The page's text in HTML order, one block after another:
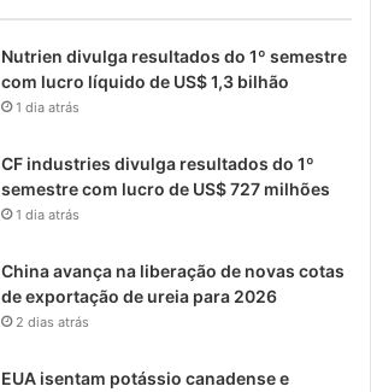
Nutrien divulga resultados do 1º semestre
com lucro líquido de US$ 1,3 bilhão
1 dia atrás
CF industries divulga resultados do 1º
semestre com lucro de US$ 727 milhões
1 dia atrás
China avança na liberação de novas cotas
de exportação de ureia para 2026
2 dias atrás
EUA isentam potássio canadense e